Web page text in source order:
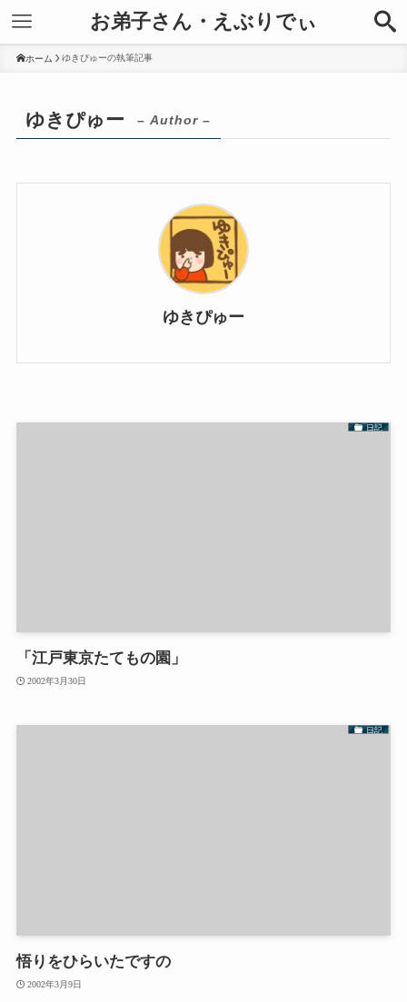
お弟子さん・えぶりでぃ
ホーム ゆきぴゅーの執筆記事
ゆきぴゅー – Author –
ゆきぴゅー
日記
「江戸東京たてもの園」
2002年3月30日
日記
悟りをひらいたですの
2002年3月9日